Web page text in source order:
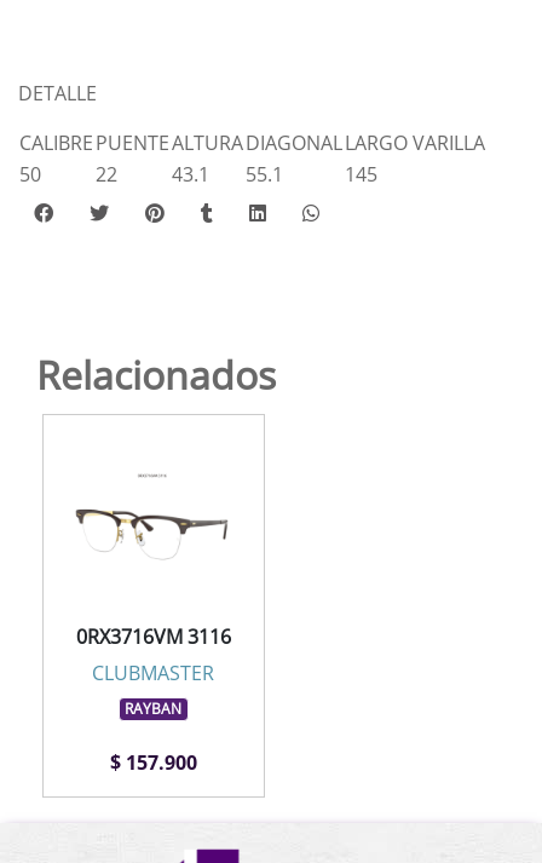
DETALLE
CALIBREPUENTEALTURADIAGONALLARGO VARILLA
50
22 43.1 55.1 145
Relacionados
0RX3716VM 3116
CLUBMASTER
RAYBAN
$ 157.900